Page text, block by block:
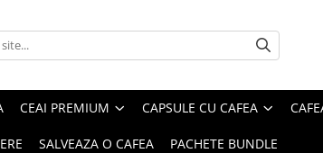
CEAI PREMIUM CAPSULE CU CAFEA
SALVEAZA O CAFEA PACHETE BUNDLE